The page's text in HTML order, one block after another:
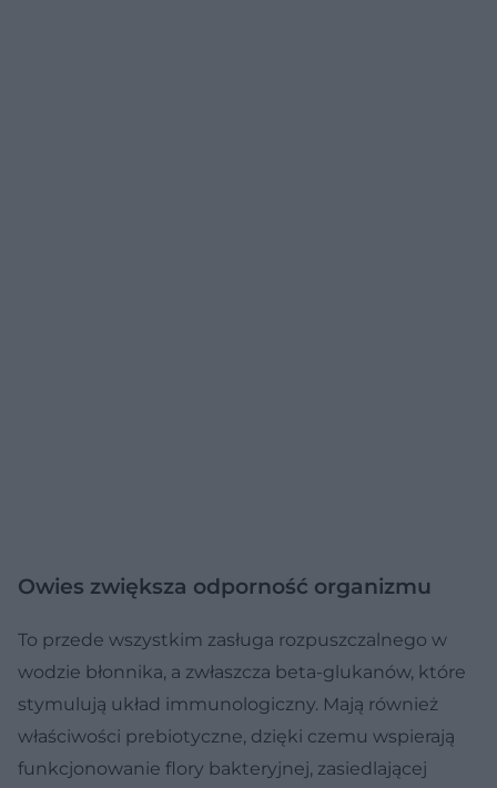
Owies zwiększa odporność organizmu
To przede wszystkim zasługa rozpuszczalnego w
wodzie błonnika, a zwłaszcza beta-glukanów, które
stymulują układ immunologiczny. Mają również
właściwości prebiotyczne, dzięki czemu wspierają
funkcjonowanie flory bakteryjnej, zasiedlającej